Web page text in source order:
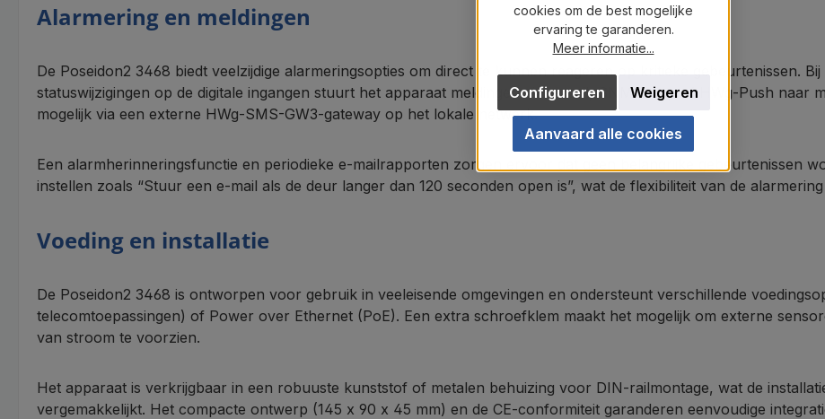
Alarmering en meldingen
De Poseidon2 3468 biedt veelzijdige alarmeringsopties om direct te kunnen reageren op kritieke gebeurtenissen.
statuswijzigingen op de digitale ingangen stuurt het apparaat meldingen via e-mail, SNMP-trap of HWg-Push naar
mogelijk via een externe HWg-SMS-GW3-gateway op het lokale netwerk.
Een alarmherinneringsfunctie en periodieke e-mailrapporten zorgen ervoor dat geen belangrijke gebeurtenissen
instellen zoals “Stuur een e-mail als de deur langer dan 120 seconden open is”, wat de flexibiliteit van de
Voeding en installatie
De Poseidon2 3468 is ontworpen voor gebruik in veeleisende omgevingen en ondersteunt verschillende
telecomtoepassingen) of Power over Ethernet (PoE). Een extra schroefklem maakt het mogelijk om externe
van stroom te voorzien.
Het apparaat is verkrijgbaar in een robuuste kunststof of metalen behuizing voor DIN-railmontage, wat de
vergemakkelijkt. Het compacte ontwerp (145 x 90 x 45 mm) en de CE-conformiteit garanderen eenvoudige
cookies om de best mogelijke
ervaring te garanderen.
Meer informatie...
Weigeren
Configureren
Aanvaard alle cookies